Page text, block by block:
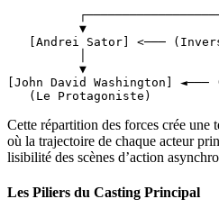
▼
[Andrei Sator] <───
▼
[John David Washington]
Cette répartition des forces crée une
où la trajectoire de chaque acteur
lisibilité des scènes d’action
Les Piliers du Casting Principal